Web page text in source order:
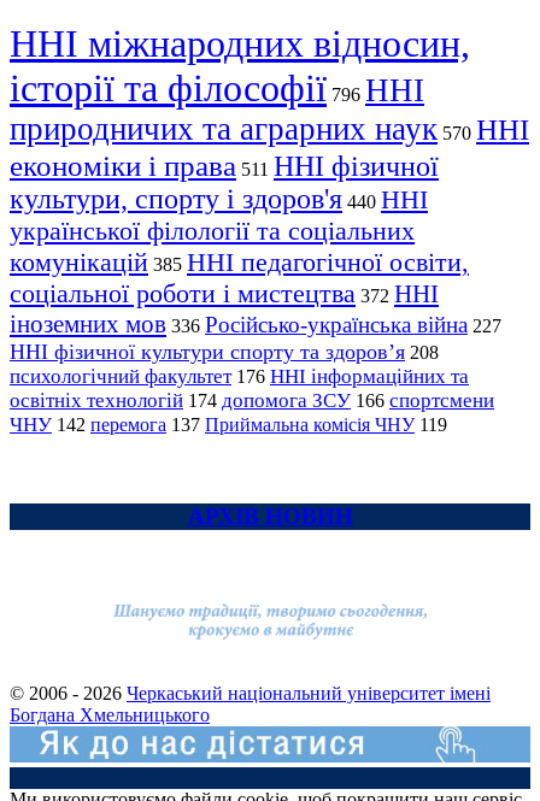
ННІ міжнародних відносин,
історії та філософії 796 ННІ
природничих та аграрних наук 570 ННІ
економіки і права 511 ННІ фізичної
культури, спорту і здоров'я 440 ННІ
української філології та соціальних
комунікацій 385 ННІ педагогічної освіти,
соціальної роботи і мистецтва 372 ННІ
іноземних мов 336 Російсько-українська війна 227
ННІ фізичної культури спорту та здоров’я 208
психологічний факультет 176 ННІ інформаційних та
освітніх технологій 174 допомога ЗСУ 166 спортсмени
ЧНУ 142 перемога 137 Приймальна комісія ЧНУ 119
АРХІВ НОВИН
© 2006 - 2026 Черкаський національний університет імені
Богдана Хмельницького